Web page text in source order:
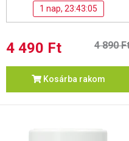
1 nap, 23:43:04
4 490 Ft 4 890
Kosárba rakom